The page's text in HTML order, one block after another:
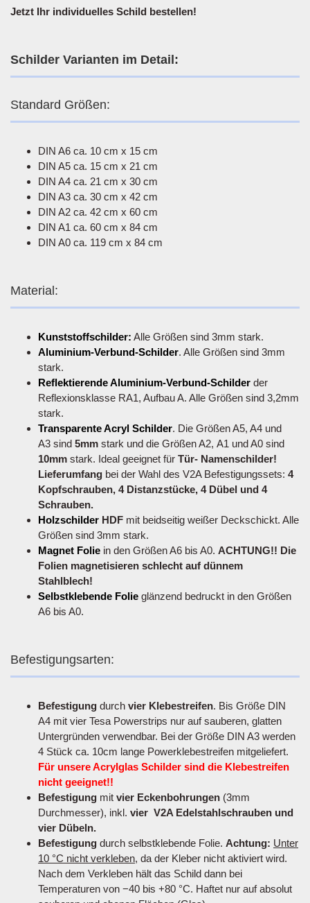
Jetzt Ihr individuelles Schild bestellen!
Schilder Varianten im Detail:
Standard Größen:
DIN A6 ca. 10 cm x 15 cm
DIN A5 ca. 15 cm x 21 cm
DIN A4 ca. 21 cm x 30 cm
DIN A3 ca. 30 cm x 42 cm
DIN A2 ca. 42 cm x 60 cm
DIN A1 ca. 60 cm x 84 cm
DIN A0 ca. 119 cm x 84 cm
Material:
Kunststoffschilder: Alle Größen sind 3mm stark.
Aluminium-Verbund-Schilder. Alle Größen sind 3mm
stark.
Reflektierende Aluminium-Verbund-Schilder der
Reflexionsklasse RA1, Aufbau A. Alle Größen sind 3,2mm
stark.
Transparente Acryl Schilder. Die Größen A5, A4 und
A3 sind 5mm stark und die Größen A2, A1 und A0 sind
10mm stark. Ideal geeignet für Tür- Namenschilder!
Lieferumfang bei der Wahl des V2A Befestigungssets: 4
Kopfschrauben, 4 Distanzstücke, 4 Dübel und 4
Schrauben.
Holzschilder HDF mit beidseitig weißer Deckschickt. Alle
Größen sind 3mm stark.
Magnet Folie in den Größen A6 bis A0. ACHTUNG!! Die
Folien magnetisieren schlecht auf dünnem
Stahlblech!
Selbstklebende Folie glänzend bedruckt in den Größen
A6 bis A0.
Befestigungsarten:
Befestigung durch vier Klebestreifen. Bis Größe DIN
A4 mit vier Tesa Powerstrips nur auf sauberen, glatten
Untergründen verwendbar. Bei der Größe DIN A3 werden
4 Stück ca. 10cm lange Powerklebestreifen mitgeliefert.
Für unsere Acrylglas Schilder sind die Klebestreifen
nicht geeignet!!
Befestigung mit vier Eckenbohrungen (3mm
Durchmesser), inkl. vier V2A Edelstahlschrauben und
vier Dübeln.
Befestigung durch selbstklebende Folie. Achtung: Unter
10 °C nicht verkleben, da der Kleber nicht aktiviert wird.
Nach dem Verkleben hält das Schild dann bei
Temperaturen von −40 bis +80 °C. Haftet nur auf absolut